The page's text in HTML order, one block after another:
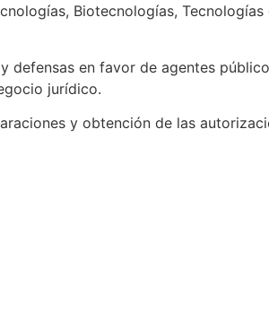
Biotecnologías,
defensas en favor de agentes
jurídico.
y obtención de las